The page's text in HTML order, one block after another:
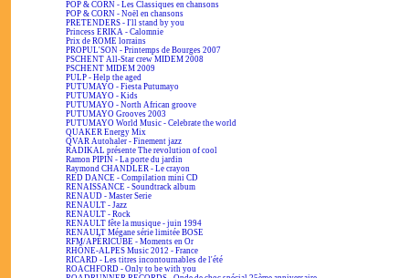
POP & CORN - Les Classiques en chansons
POP & CORN - Noël en chansons
PRETENDERS - I'll stand by you
Princess ERIKA - Calomnie
Prix de ROME lorrains
PROPUL'SON - Printemps de Bourges 2007
PSCHENT All-Star crew MIDEM 2008
PSCHENT MIDEM 2009
PULP - Help the aged
PUTUMAYO - Fiesta Putumayo
PUTUMAYO - Kids
PUTUMAYO - North African groove
PUTUMAYO Grooves 2003
PUTUMAYO World Music - Celebrate the world
QUAKER Energy Mix
QVAR Autohaler - Finement jazz
RADIKAL présente The revolution of cool
Ramon PIPIN - La porte du jardin
Raymond CHANDLER - Le crayon
RED DANCE - Compilation mini CD
RENAISSANCE - Soundtrack album
RENAUD - Master Serie
RENAULT - Jazz
RENAULT - Rock
RENAULT fête la musique - juin 1994
RENAULT Mégane série limitée BOSE
RFM/APÉRICUBE - Moments en Or
RHÔNE-ALPES Music 2012 - France
RICARD - Les titres incontournables de l'été
ROACHFORD - Only to be with you